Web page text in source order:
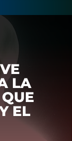
LA
EL